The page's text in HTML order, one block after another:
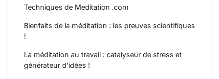
Techniques de Meditation .com
Bienfaits de la méditation : les preuves scientifiques
!
La méditation au travail : catalyseur de stress et
générateur d'idées !